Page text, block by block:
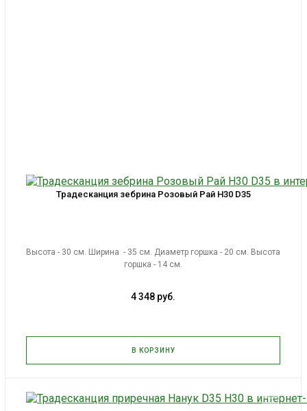
Традесканция зебрина Розовый Рай H30 D35
Высота - 30 см. Ширина - 35 см. Диаметр горшка - 20 см. Высота
горшка - 14 см.
4 348 руб.
В КОРЗИНУ